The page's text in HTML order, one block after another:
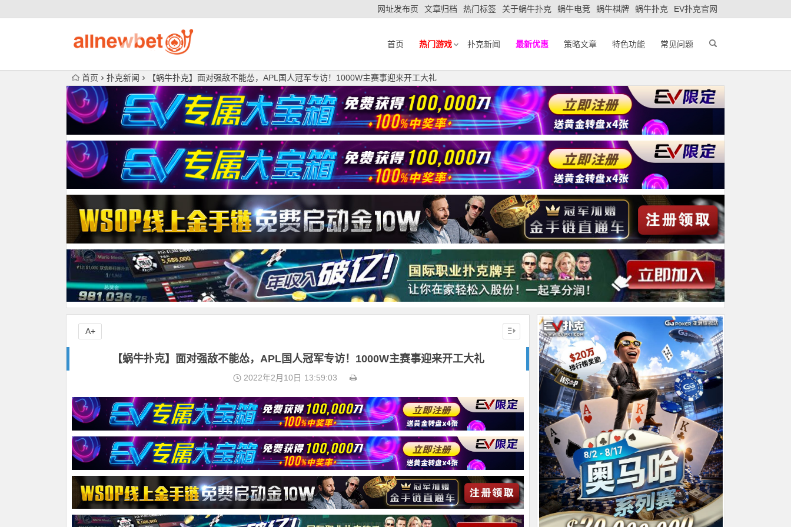
网址发布页 文章归档 热门标签 关于蜗牛扑克 蜗牛电竞 蜗牛棋牌 蜗牛扑克 EV扑克官网
首页 热门游戏 扑克新闻 最新优惠 策略文章 特色功能 常见问题
首页 扑克新闻 【蜗牛扑克】​面对强敌不能怂，APL国人冠军专访！1000W主赛事迎来开工大礼
【蜗牛扑克】​面对强敌不能怂，APL国人冠军专访！1000W主赛事迎来开工大礼
2022年2月10日 13:59:03
A+